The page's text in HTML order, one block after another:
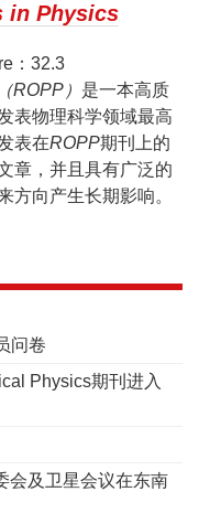
in Physics
：32.3
ROPP） 是一本高质
表物理科学领域最高
表在ROPP期刊上的
章，并且具有广泛的
方向产生长期影响。
问卷
Physics期刊进入
会及卫星会议在东南